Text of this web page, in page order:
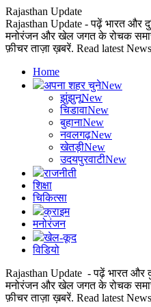
Rajasthan Update
Rajasthan Update - पढ़ें भारत और
मनोरंजन और खेल जगत के रोचक
फ़ीचर ताज़ा ख़बरें. Read latest
Home
अपना शहर चुनेNew
झुंझुनूNew
चिडावाNew
बुहानाNew
नवलगढ़New
खेतड़ीNew
उदयपुरवाटीNew
राजनीती
शिक्षा
चिकित्सा
क्राइम
मनोरंजन
खेल-कूद
विडियो
Rajasthan Update - पढ़ें भारत और
मनोरंजन और खेल जगत के रोचक
फ़ीचर ताज़ा ख़बरें. Read latest